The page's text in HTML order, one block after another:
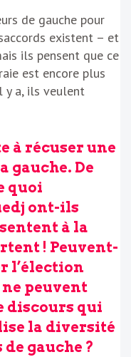
de gauche pour
existent – et
ils pensent que ce
est encore plus
y a, ils veulent
à récuser une
gauche. De
quoi
ont-ils
à la
! Peuvent-
l’élection
peuvent
discours qui
la diversité
de gauche ?